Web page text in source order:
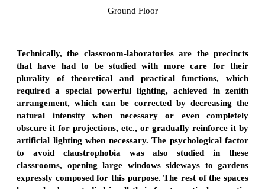
Ground Floor
Technically, the classroom-laboratories are the precincts
that have had to be studied with more care for their
plurality of theoretical and practical functions, which
required a special powerful lighting, achieved in zenith
arrangement, which can be corrected by decreasing the
natural intensity when necessary or even completely
obscure it for projections, etc., or gradually reinforce it by
artificial lighting when necessary. The psychological factor
to avoid claustrophobia was also studied in these
classrooms, opening large windows sideways to gardens
expressly composed for this purpose. The rest of the spaces